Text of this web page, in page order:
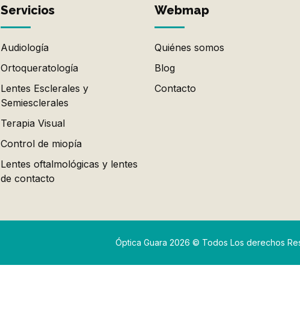
Servicios
Audiología
Ortoqueratología
Lentes Esclerales y
Semiesclerales
Terapia Visual
Control de miopía
Lentes oftalmológicas y lentes
de contacto
Webmap
Quiénes somos
Blog
Contacto
Óptica Guara 2026 © Todos Los derechos